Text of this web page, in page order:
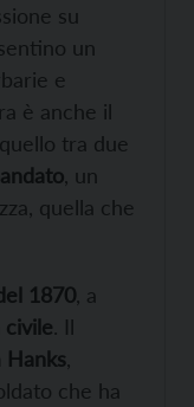
su
un
e
è anche il
tra due
, un
quella che
1870 , a
civile. Il
Hanks
che ha